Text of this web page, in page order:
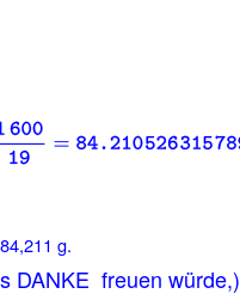
g.
DANKE freuen würde,)